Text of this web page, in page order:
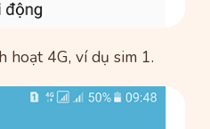
hoạt 4G, ví dụ sim 1.